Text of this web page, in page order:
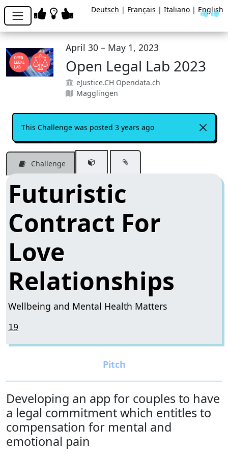
April 30 – May 1, 2023
Open Legal Lab 2023
eJustice.CH Opendata.ch
Magglingen
This Challenge was posted 3 years ago
Challenge
Futuristic
Contract For
Love
Relationships
Wellbeing and Mental Health Matters
19
Developing an app for couples to have
a legal commitment which entitles to
compensation for mental and
emotional pain
Deutsch | Français | Italiano | English